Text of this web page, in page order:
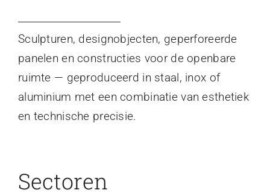
Sculpturen, designobjecten, geperforeerde
panelen en constructies voor de openbare
ruimte — geproduceerd in staal, inox of
aluminium met een combinatie van esthetiek
en technische precisie.
Sectoren